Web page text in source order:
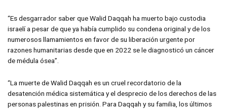
“Es desgarrador saber que Walid Daqqah ha muerto bajo custodia
israelí a pesar de que ya había cumplido su condena original y de los
numerosos llamamientos en favor de su liberación urgente por
razones humanitarias desde que en 2022 se le diagnosticó un cáncer
de médula ósea”.
“La muerte de Walid Daqqah es un cruel recordatorio de la
desatención médica sistemática y el desprecio de los derechos de las
personas palestinas en prisión. Para Daqqah y su familia, los últimos